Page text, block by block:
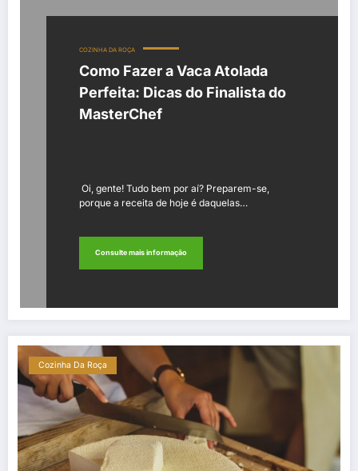
COZINHA DA ROÇA
Como Fazer a Vaca Atolada
Perfeita: Dicas do Finalista do
MasterChef
Oi, gente! Tudo bem por aí? Preparem-se,
porque a receita de hoje é daquelas…
Consulte mais informação
Cozinha Da Roça